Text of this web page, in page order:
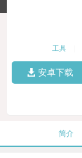
工具
安卓下载
简介